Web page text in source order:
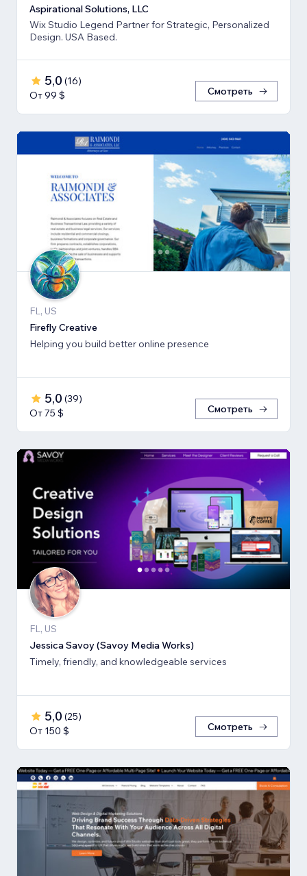
Aspirational Solutions, LLC
Wix Studio Legend Partner for Strategic, Personalized
Design. USA Based.
5,0 (16)
От 99 $
Смотреть
FL, US
Firefly Creative
Helping you build better online presence
5,0 (39)
От 75 $
Смотреть
FL, US
Jessica Savoy (Savoy Media Works)
Timely, friendly, and knowledgeable services
5,0 (25)
От 150 $
Смотреть